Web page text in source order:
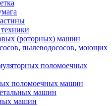
(роторных) машин
пылеводососов, моющих
поломоечных
поломоечных машин
машин
машин